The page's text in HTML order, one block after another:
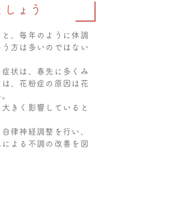
ょう
、毎年のように体調
方は多いのではない
状は、春先に多くみ
、花粉症の原因は花
きく影響していると
律神経調整を行い、
よる不調の改善を図